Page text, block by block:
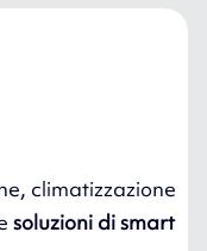
climatizzazione
soluzioni di smart